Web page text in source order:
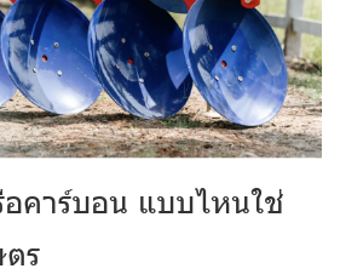
คาร์บอน แบบไหนใช่
ร